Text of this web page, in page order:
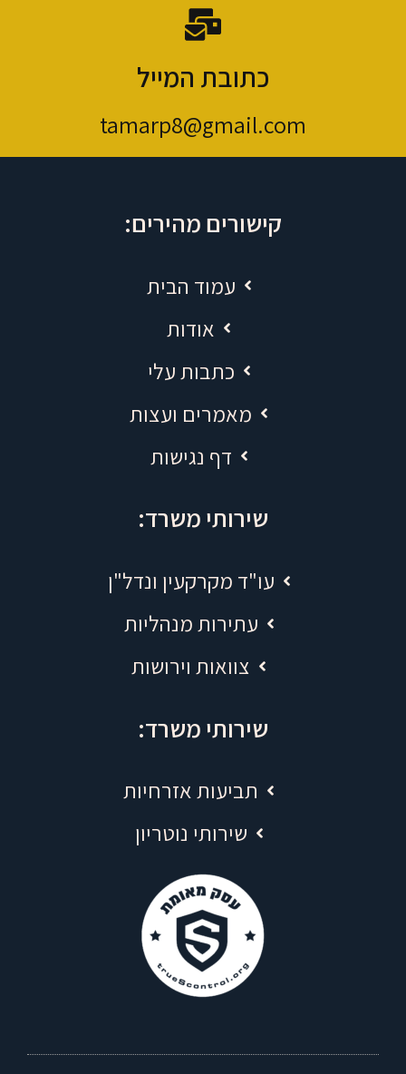
כתובת המייל
tamarp8@gmail.com
קישורים מהירים:
עמוד הבית
אודות
כתבות עלי
מאמרים ועצות
דף נגישות
שירותי משרד:
עו"ד מקרקעין ונדל"ן
עתירות מנהליות
צוואות וירושות
שירותי משרד:
תביעות אזרחיות
שירותי נוטריון